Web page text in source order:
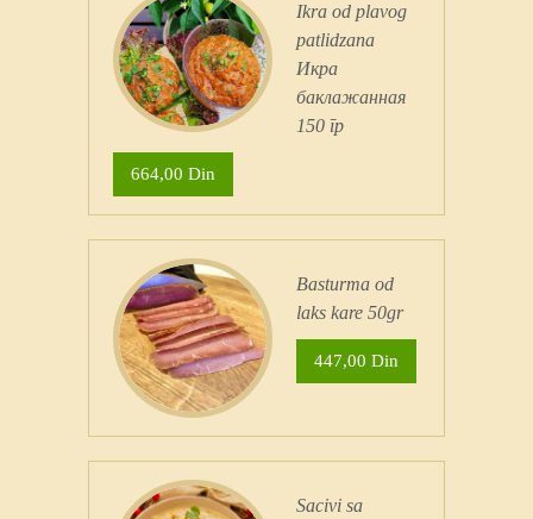
Ikra od plavog
patlidzana
Икра
баклажанная
150 гр
664,00 Din
Basturma od
laks kare 50gr
447,00 Din
Sacivi sa